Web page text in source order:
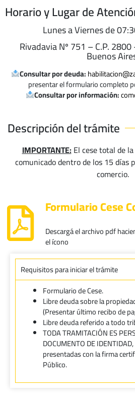
Lunes a Viernes de
Rivadavia Nº 751 – C.P.
Buenos
Consultar por deuda:
presentar el formulario completo
Consultar por información:
Horario y Lugar de
Descripción del trámite
IMPORTANTE:El cese total de
comunicado dentro de los 15 días
comercio.
Formulario Cese
Descargá el archivo pdf
el ícono
Requisitos para iniciar el trámite
Formulario de Cese.
Libre deuda sobre la
(Presentar último recibo de
Libre deuda referido a todo
TODA TRAMITACIÓN ES
DOCUMENTO DE
presentadas con la firma
Público.